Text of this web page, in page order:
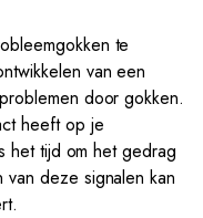
te
van een
door gokken.
heeft op je
het tijd om het gedrag
deze signalen kan